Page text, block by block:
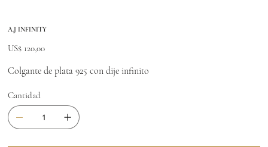
A.J INFINITY
US$ 120,00
Colgante de plata 925 con dije infinito
Cantidad